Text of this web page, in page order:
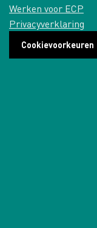
Werken voor ECP
Privacyverklaring
Cookievoorkeuren